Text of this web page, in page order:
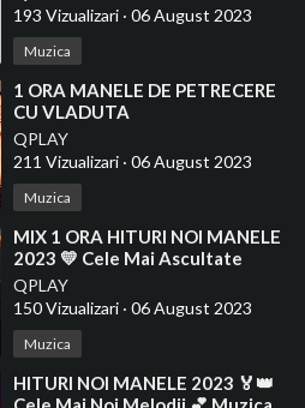
193 Vizualizari · 06 August 2023
Muzica
⁣1 ORA MANELE DE PETRECERE
CU VLADUTA
LUPAU⭐️GEORGIANA
LOBONT⭐️CARMEN DE LA
SALCIUA + INVITATII
QPLAY
211 Vizualizari · 06 August 2023
Muzica
⁣MIX 1 ORA HITURI NOI MANELE
2023 💛 Cele Mai Ascultate
Manele💯 Melodii Cele Mai
Recente
QPLAY
150 Vizualizari · 06 August 2023
Muzica
⁣HITURI NOI MANELE 2023 🏅👑